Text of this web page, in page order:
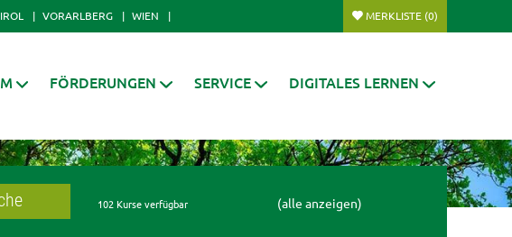
VORARLBERG WIEN MERKLISTE (0)
FÖRDERUNGEN SERVICE DIGITALES LERNEN
102 Kurse verfügbar (alle anzeigen)